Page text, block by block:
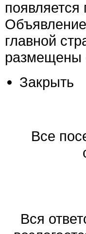
главной
размещены
Закрыть
Все
Вся